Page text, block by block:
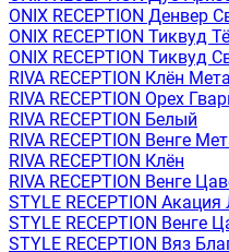
ONIX RECEPTION Денвер
ONIX RECEPTION Тиквуд
ONIX RECEPTION Тиквуд
RIVA RECEPTION Клён
RIVA RECEPTION Орех
RIVA RECEPTION Белый
RIVA RECEPTION Венге
RIVA RECEPTION Клён
RIVA RECEPTION Венге
STYLE RECEPTION
STYLE RECEPTION Венге
STYLE RECEPTION Вяз